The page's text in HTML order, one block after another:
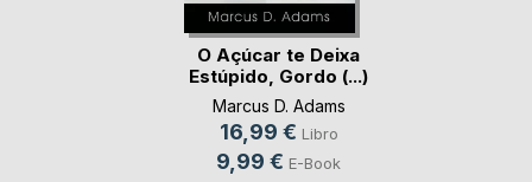
O Açúcar te Deixa
Estúpido, Gordo (...)
Marcus D. Adams
16,99 € Libro
9,99 € E-Book